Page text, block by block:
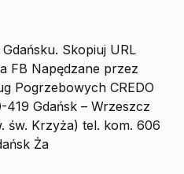
Skopiuj URL
FB Napędzane przez
Pogrzebowych CREDO
Gdańsk – Wrzeszcz
św. Krzyża) tel. kom. 606
Ża